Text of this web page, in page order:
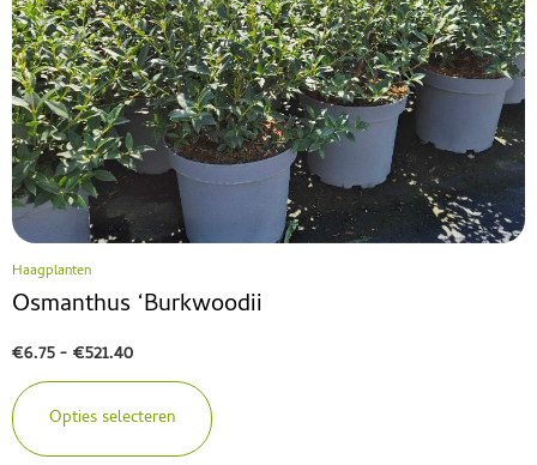
Haagplanten
Osmanthus ‘Burkwoodii
€6.75-€521.40
Opties selecteren